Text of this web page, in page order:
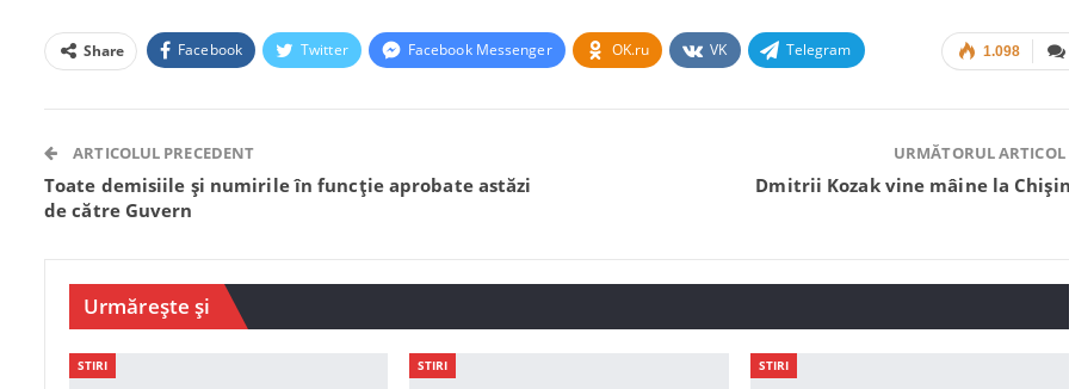
1.098
Share Facebook Twitter Facebook Messenger OK.ru VK Telegram
ARTICOLUL PRECEDENT
Toate demisiile și numirile în funcție aprobate astăzi
de către Guvern
URMĂTORUL ARTICOL
Dmitrii Kozak vine mâine la
Urmărește și
STIRI STIRI STIRI